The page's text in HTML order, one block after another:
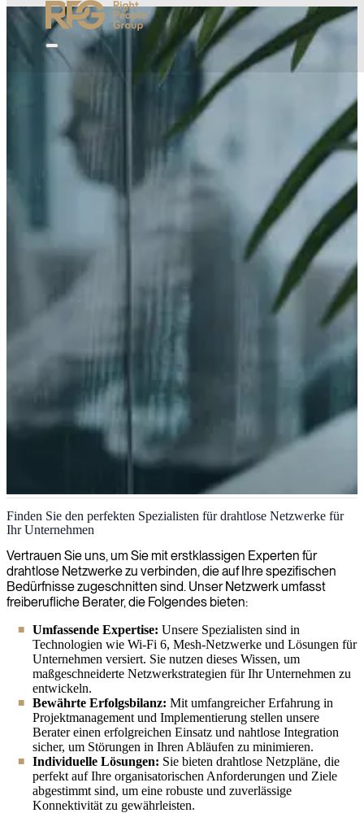
Drahtlose Netzwerke
Wir sind Expertenberater für drahtlose Netzwerke und unterstützen
Organisationen dabei, eine nahtlose Konnektivität zwischen
verschiedenen Standorten herzustellen – mit sicheren, zuverlässigen
Lösungen, die Mobilität und betriebliche Effizienz verbessern.
Finden Sie den perfekten Spezialisten für drahtlose Netzwerke für
Ihr Unternehmen
Vertrauen Sie uns, um Sie mit erstklassigen Experten für
drahtlose Netzwerke zu verbinden, die auf Ihre spezifischen
Bedürfnisse zugeschnitten sind. Unser Netzwerk umfasst
freiberufliche Berater, die Folgendes bieten:
Umfassende Expertise: Unsere Spezialisten sind in
Technologien wie Wi-Fi 6, Mesh-Netzwerke und Lösungen für
Unternehmen versiert. Sie nutzen dieses Wissen, um
maßgeschneiderte Netzwerkstrategien für Ihr Unternehmen zu
entwickeln.
Bewährte Erfolgsbilanz: Mit umfangreicher Erfahrung in
Projektmanagement und Implementierung stellen unsere
Berater einen erfolgreichen Einsatz und nahtlose Integration
sicher, um Störungen in Ihren Abläufen zu minimieren.
Individuelle Lösungen: Sie bieten drahtlose Netzpläne, die
perfekt auf Ihre organisatorischen Anforderungen und Ziele
abgestimmt sind, um eine robuste und zuverlässige
Konnektivität zu gewährleisten.